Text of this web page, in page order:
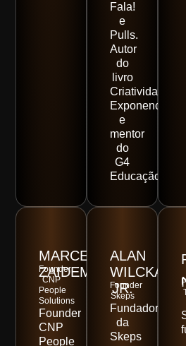
Fala!
e
Pulls.
Autor
do
livro
Criatividade
Exponencial
e
mentor
do
G4
Educação.
MARCELA
ZAIDEM
Founder
CNP
People
Solutions
Founder
CNP
People
ALAN
WILCKAY
JR.
Founder
Skeps
Fundador
da
Skeps